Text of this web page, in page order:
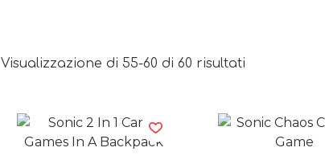
Visualizzazione di 55-60 di 60 risultati